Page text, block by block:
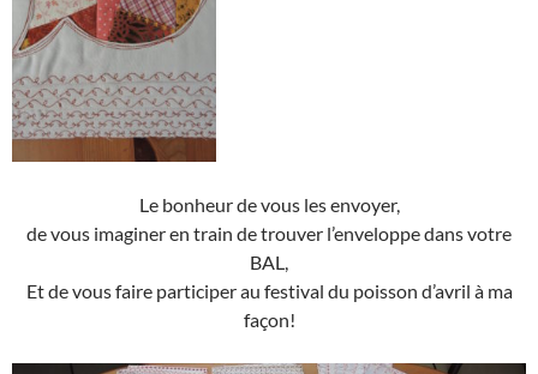
Le bonheur de vous les envoyer,
de vous imaginer en train de trouver l’enveloppe dans votre
BAL,
Et de vous faire participer au festival du poisson d’avril à ma
façon!